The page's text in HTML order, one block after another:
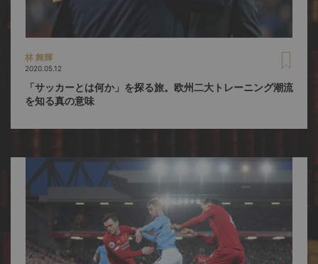
林 舞輝
2020.05.12
「サッカーとは何か」を探る旅。欧州二大トレーニング潮流
を知る真の意味